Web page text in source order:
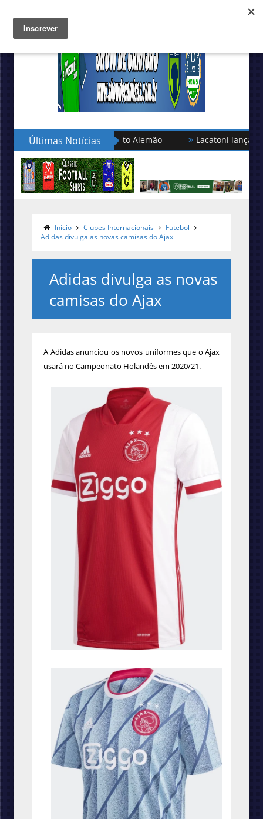
Últimas Notícias
no Campeonato Alemão Lacatoni lança as novas
Início Clubes Internacionais
Futebol
Adidas divulga as novas camisas do Ajax
Adidas divulga as novas
camisas do Ajax
A Adidas anunciou os novos uniformes que o Ajax
usará no Campeonato Holandês em 2020/21.